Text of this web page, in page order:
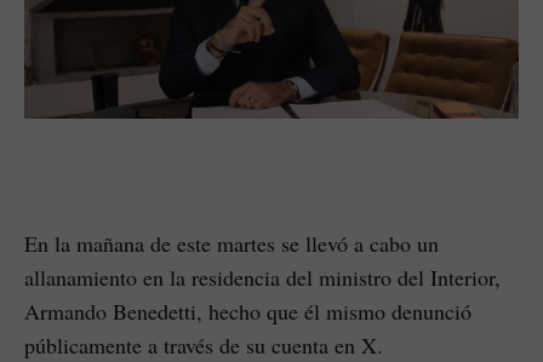
En la mañana de este martes se llevó a cabo un
allanamiento en la residencia del ministro del Interior,
Armando Benedetti, hecho que él mismo denunció
públicamente a través de su cuenta en X.